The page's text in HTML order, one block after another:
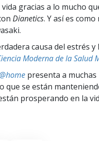
gracias a lo mucho
Dianetics. Y así es
causa del estrés y
Moderna de la Salud
presenta a
que se están
prosperando en la